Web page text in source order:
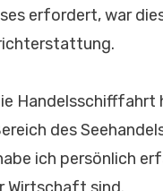
erfordert, war
Handelsschifffahrt
des
ich persönlich